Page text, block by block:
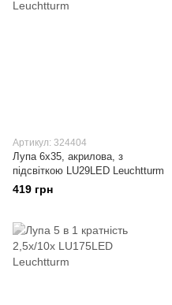
Артикул: 324404
Лупа 6х35, акрилова, з
підсвіткою LU29LED Leuchtturm
419 грн